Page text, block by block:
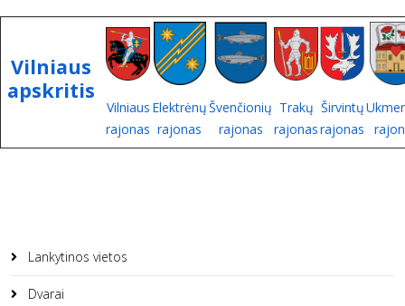
Vilniaus
apskritis
Vilniaus
rajonas
Elektrėnų
rajonas
Švenčionių
rajonas
Trakų
rajonas
Širvintų
rajonas
Lankytinos vietos
Dvarai